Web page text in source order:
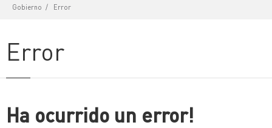
Gobierno Error
Error
Ha ocurrido un error!